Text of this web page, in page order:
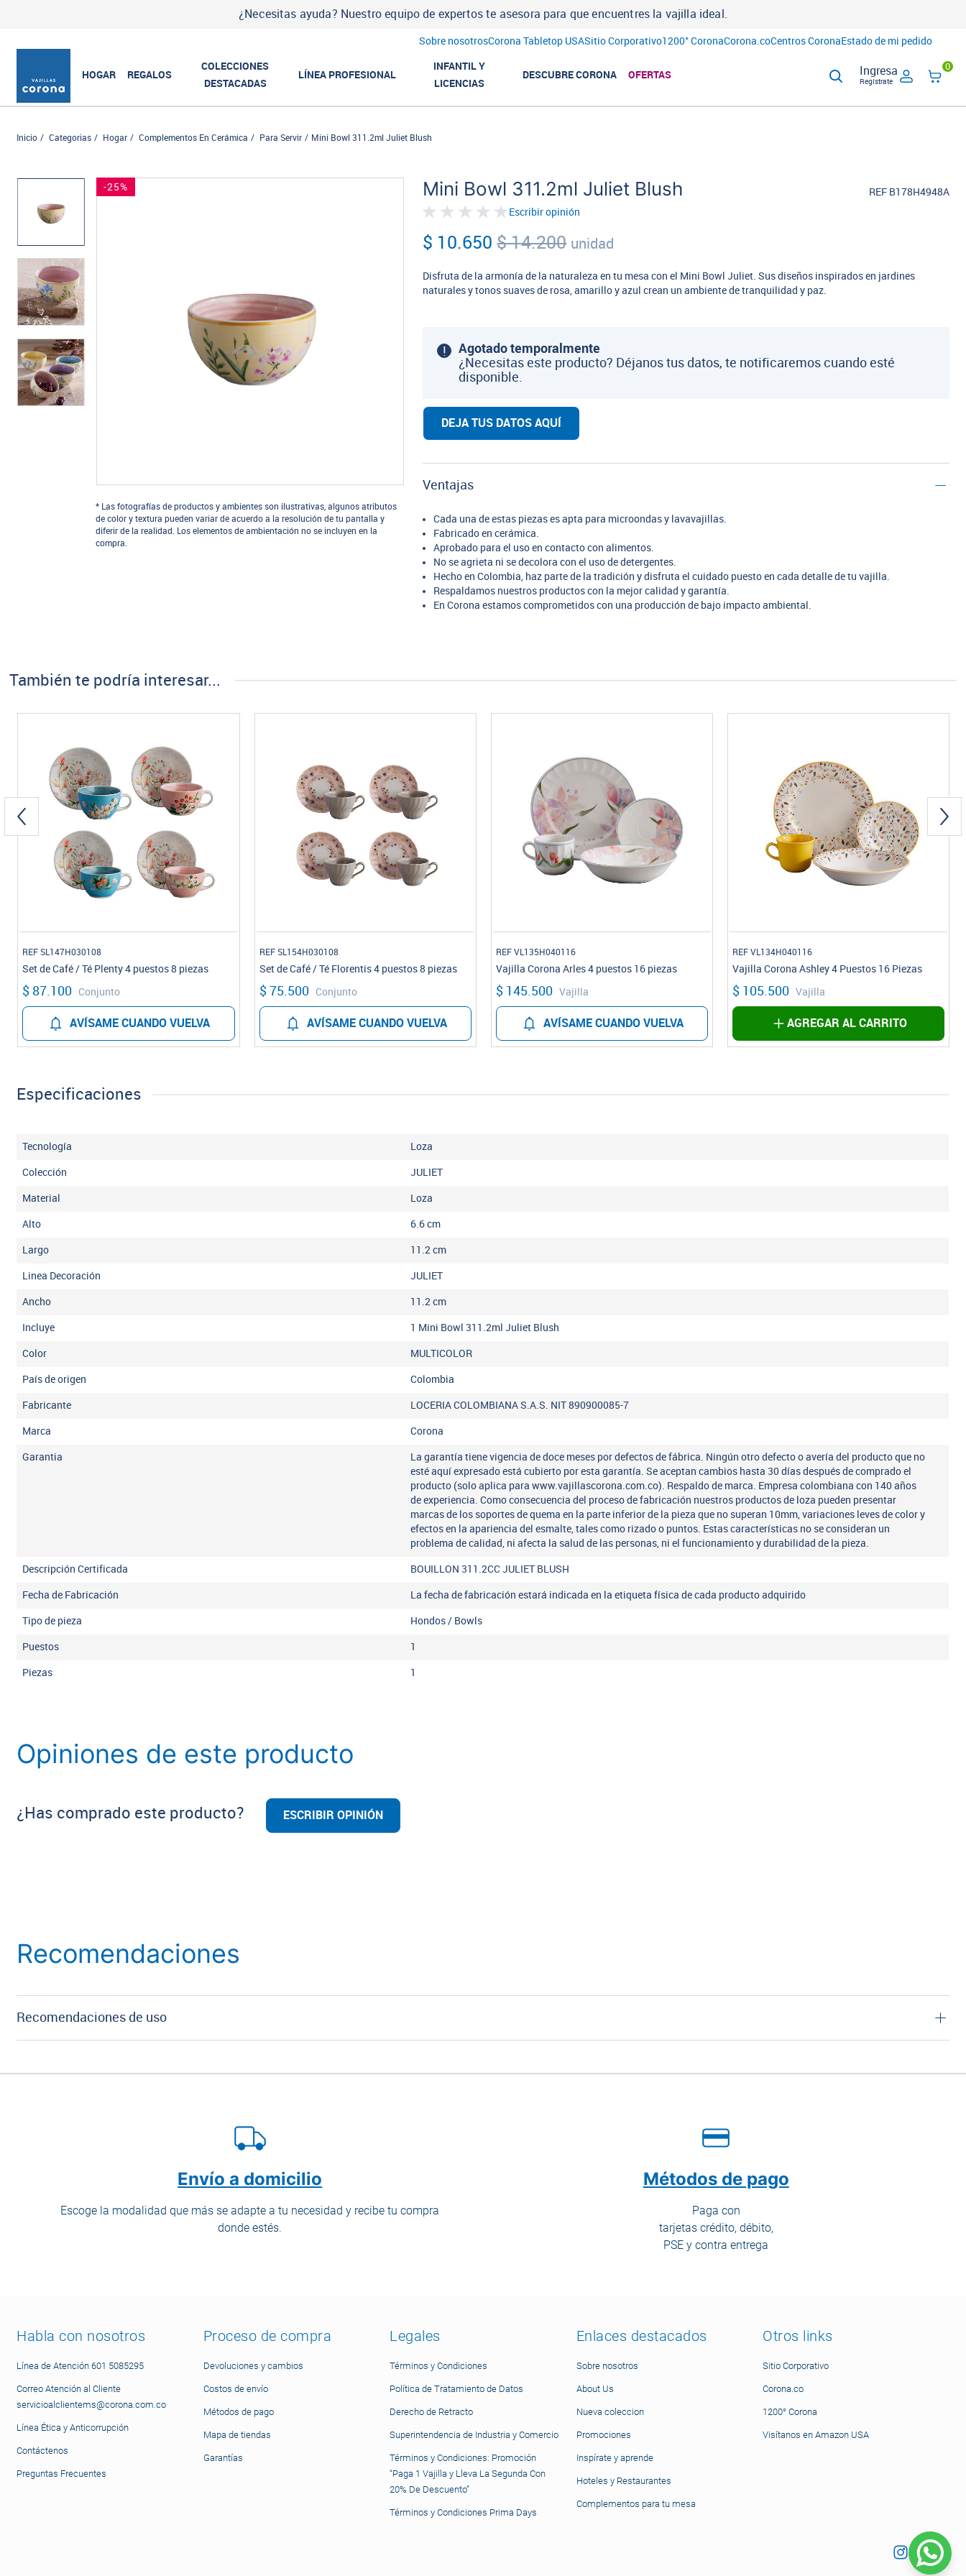
¿Necesitas ayuda? Nuestro equipo de expertos te asesora para que encuentres la vajilla ideal.
Sobre nosotrosCorona Tabletop USASitio Corporativo1200° CoronaCorona.coCentros CoronaEstado de mi pedido
HOGAR REGALOS
COLECCIONES
DESTACADAS
LÍNEA PROFESIONAL
INFANTIL Y
LICENCIAS
DESCUBRE CORONA OFERTAS Ingresa
Regístrate
0
Inicio Categorias Hogar Complementos En Cerámica Para Servir Mini Bowl 311.2ml Juliet Blush
Mini Bowl 311.2ml Juliet Blush
REF B178H4948A
Escribir opinión
-25%
* Las fotografías de productos y ambientes son ilustrativas, algunos atributos
de color y textura pueden variar de acuerdo a la resolución de tu pantalla y
diferir de la realidad. Los elementos de ambientación no se incluyen en la
compra.
$ 10.650 $ 14.200 unidad
Disfruta de la armonía de la naturaleza en tu mesa con el Mini Bowl Juliet. Sus diseños inspirados en jardines
naturales y tonos suaves de rosa, amarillo y azul crean un ambiente de tranquilidad y paz.
Agotado temporalmente
¿Necesitas este producto? Déjanos tus datos, te notificaremos cuando esté
disponible.
DEJA TUS DATOS AQUÍ
Ventajas
Cada una de estas piezas es apta para microondas y lavavajillas.
Fabricado en cerámica.
Aprobado para el uso en contacto con alimentos.
No se agrieta ni se decolora con el uso de detergentes.
Hecho en Colombia, haz parte de la tradición y disfruta el cuidado puesto en cada detalle de tu vajilla.
Respaldamos nuestros productos con la mejor calidad y garantía.
En Corona estamos comprometidos con una producción de bajo impacto ambiental.
También te podría interesar...
REF SL147H030108
Set de Café / Té Plenty 4 puestos 8 piezas
$ 87.100 Conjunto
AVÍSAME CUANDO VUELVA
REF SL154H030108
Set de Café / Té Florentis 4 puestos 8 piezas
$ 75.500 Conjunto
AVÍSAME CUANDO VUELVA
REF VL135H040116
Vajilla Corona Arles 4 puestos 16 piezas
$ 145.500 Vajilla
AVÍSAME CUANDO VUELVA
REF VL134H040116
Vajilla Corona Ashley 4 Puestos 16 Piezas
$ 105.500 Vajilla
AGREGAR AL CARRITO
Especificaciones
Tecnología Loza
Colección JULIET
Material Loza
Alto 6.6cm
Largo 11.2cm
Linea Decoración JULIET
Ancho 11.2cm
Incluye 1 Mini Bowl 311.2ml Juliet Blush
Color MULTICOLOR
País de origen Colombia
Fabricante LOCERIA COLOMBIANA S.A.S. NIT 890900085-7
Marca Corona
Garantia
La garantía tiene vigencia de doce meses por defectos de fábrica. Ningún otro defecto o avería del producto que no
esté aquí expresado está cubierto por esta garantía. Se aceptan cambios hasta 30 días después de comprado el
producto (solo aplica para www.vajillascorona.com.co). Respaldo de marca. Empresa colombiana con 140 años
de experiencia. Como consecuencia del proceso de fabricación nuestros productos de loza pueden presentar
marcas de los soportes de quema en la parte inferior de la pieza que no superan 10mm, variaciones leves de color y
efectos en la apariencia del esmalte, tales como rizado o puntos. Estas características no se consideran un
problema de calidad, ni afecta la salud de las personas, ni el funcionamiento y durabilidad de la pieza.
Descripción Certificada BOUILLON 311.2CC JULIET BLUSH
Fecha de Fabricación La fecha de fabricación estará indicada en la etiqueta física de cada producto adquirido
Tipo de pieza Hondos / Bowls
Puestos 1
Piezas 1
Opiniones de este producto
¿Has comprado este producto? ESCRIBIR OPINIÓN
Recomendaciones
Recomendaciones de uso
Envío a domicilio
Escoge la modalidad que más se adapte a tu necesidad y recibe tu compra
donde estés.
Métodos de pago
Paga con
tarjetas crédito, débito,
PSE y contra entrega
Habla con nosotros
Línea de Atención 601 5085295
Correo Atención al Cliente
servicioalclientems@corona.com.co
Línea Ética y Anticorrupción
Contáctenos
Preguntas Frecuentes
Proceso de compra
Devoluciones y cambios
Costos de envío
Métodos de pago
Mapa de tiendas
Garantías
Legales
Términos y Condiciones
Política de Tratamiento de Datos
Derecho de Retracto
Superintendencia de Industria y Comercio
Términos y Condiciones: Promoción
“Paga 1 Vajilla y Lleva La Segunda Con
20% De Descuento”
Términos y Condiciones Prima Days
Enlaces destacados
Sobre nosotros
About Us
Nueva coleccion
Promociones
Inspírate y aprende
Hoteles y Restaurantes
Complementos para tu mesa
Otros links
Sitio Corporativo
Corona.co
1200° Corona
Visítanos en Amazon USA